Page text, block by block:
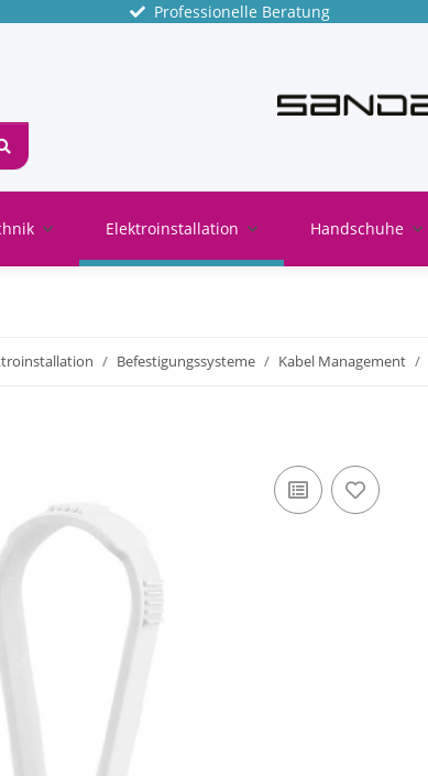
Professionelle Beratung
Elektroinstallation Handschuhe
Befestigungssysteme Kabel Management